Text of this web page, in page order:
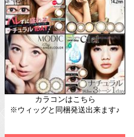
カラコンはこちら
※ウィッグと同梱発送出来ます♪